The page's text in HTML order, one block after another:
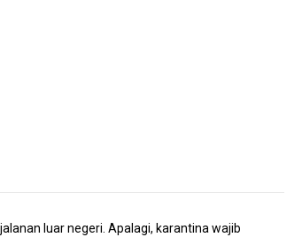
luar negeri. Apalagi, karantina wajib